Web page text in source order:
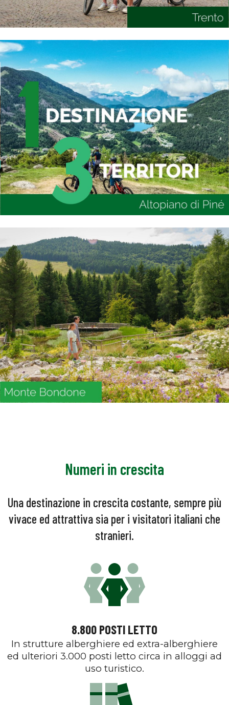
Numeri in crescita
Una destinazione in crescita costante, sempre più
vivace ed attrattiva sia per i visitatori italiani che
stranieri.
8.800 POSTI LETTO
In strutture alberghiere ed extra-alberghiere
ed ulteriori 3.000 posti letto circa in alloggi ad
uso turistico.